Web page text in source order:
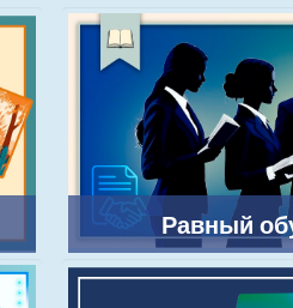
Равный